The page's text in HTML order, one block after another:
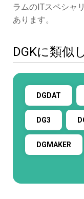
ラムのITスペシャ
あります。
DGKに類似
DGDAT
DG3
DGMAKER